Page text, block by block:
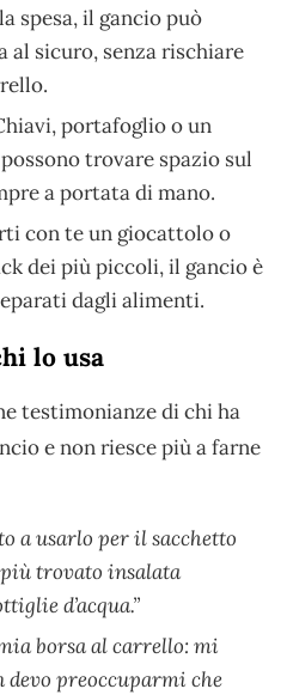
spesa, il gancio può
sicuro, senza rischiare
portafoglio o un
trovare spazio sul
a portata di mano.
con te un giocattolo o
dei più piccoli, il gancio è
dagli alimenti.
lo usa
testimonianze di chi ha
e non riesce più a farne
a usarlo per il sacchetto
trovato insalata
d’acqua.”
borsa al carrello: mi
devo preoccuparmi che